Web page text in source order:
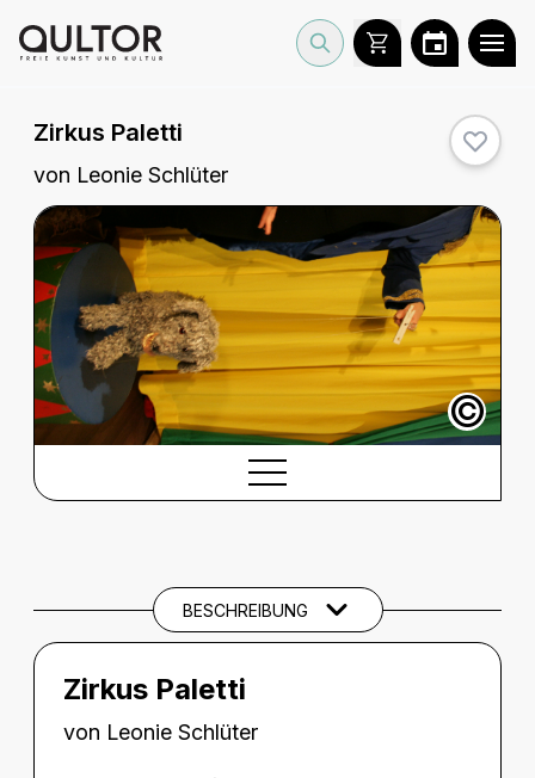
Zirkus Paletti
von Leonie Schlüter
©
BESCHREIBUNG
Zirkus Paletti
von Leonie Schlüter